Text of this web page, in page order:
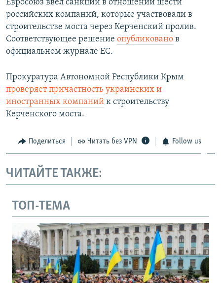
Евросоюз ввел санкции в отношении шести
российских компаний, которые участвовали в
строительстве моста через Керченский пролив.
Соответствующее решение опубликовано в
официальном журнале ЕС.
Прокуратура Автономной Республики Крым
проверяет причастность украинских и
иностранных компаний к строительству
Керченского моста.
Поделиться Читать без VPN Follow us
ЧИТАЙТЕ ТАКЖЕ:
ТОП-ТЕМА